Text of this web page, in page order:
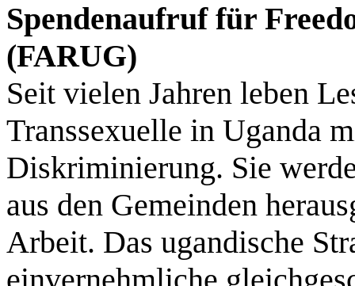
Spendenaufruf für
(FARUG)
Seit vielen Jahren leben
Transsexuelle in Uganda
Diskriminierung. Sie
aus den Gemeinden
Arbeit. Das ugandische